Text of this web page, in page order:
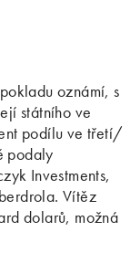
oznámí, s
státního ve
podílu ve třetí/
podaly
Investments,
Vítěz
dolarů, možná